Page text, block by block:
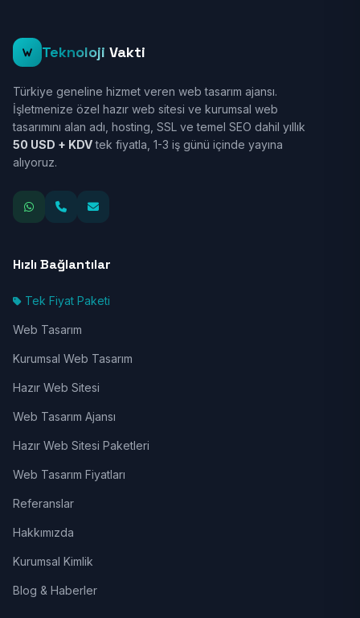
Teknoloji Vakti
Türkiye geneline hizmet veren web tasarım ajansı.
İşletmenize özel hazır web sitesi ve kurumsal web
tasarımını alan adı, hosting, SSL ve temel SEO dahil yıllık
50 USD + KDVtek fiyatla, 1-3 iş günü içinde yayına
alıyoruz.
Hızlı Bağlantılar
Tek Fiyat Paketi
Web Tasarım
Kurumsal Web Tasarım
Hazır Web Sitesi
Web Tasarım Ajansı
Hazır Web Sitesi Paketleri
Web Tasarım Fiyatları
Referanslar
Hakkımızda
Kurumsal Kimlik
Blog & Haberler